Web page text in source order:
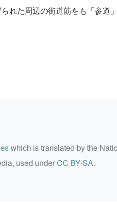
れた周辺の街道筋をも「参道
which is translated by the
used underCC BY-SA.